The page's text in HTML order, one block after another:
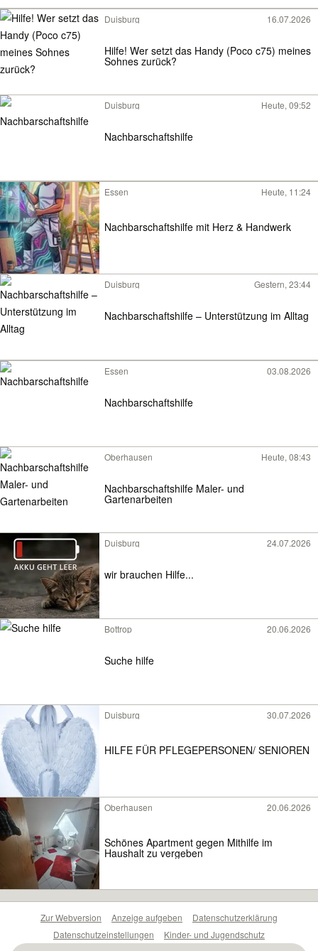
Duisburg 16.07.2026
Hilfe! Wer setzt das Handy (Poco c75) meines
Sohnes zurück?
Duisburg Heute, 09:52
​Nachbarschaftshilfe
Essen Heute, 11:24
Nachbarschaftshilfe mit Herz & Handwerk
Duisburg Gestern, 23:44
Nachbarschaftshilfe – Unterstützung im Alltag
Essen 03.08.2026
Nachbarschaftshilfe
Oberhausen Heute, 08:43
Nachbarschaftshilfe Maler- und
Gartenarbeiten
Duisburg 24.07.2026
wir brauchen Hilfe...
Bottrop 20.06.2026
Suche hilfe
Duisburg 30.07.2026
HILFE FÜR PFLEGEPERSONEN/ SENIOREN
Oberhausen 20.06.2026
Schönes Apartment gegen Mithilfe im
Haushalt zu vergeben
Zur Webversion Anzeige aufgeben
Datenschutzerklärung
Datenschutzeinstellungen
Kinder- und Jugendschutz